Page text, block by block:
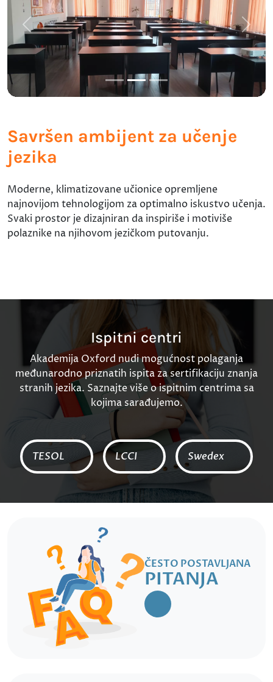
Savršen ambijent za učenje
jezika
Moderne, klimatizovane učionice opremljene
najnovijom tehnologijom za optimalno iskustvo učenja.
Svaki prostor je dizajniran da inspiriše i motiviše
polaznike na njihovom jezičkom putovanju.
Previous Next
Ispitni centri
Akademija Oxford nudi mogućnost polaganja
međunarodno priznatih ispita za sertifikaciju znanja
stranih jezika. Saznajte više o ispitnim centrima sa
kojima sarađujemo.
TESOL LCCI Swedex
ČESTO POSTAVLJANA
PITANJA